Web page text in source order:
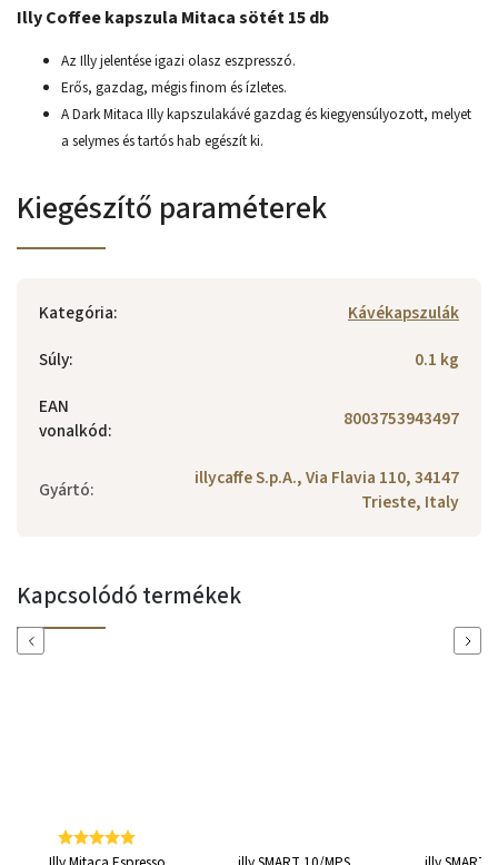
Illy Coffee kapszula Mitaca sötét 15 db
Az Illy jelentése igazi olasz eszpresszó.
Erős, gazdag, mégis finom és ízletes.
A Dark Mitaca Illy kapszulakávé gazdag és kiegyensúlyozott, melyet
a selymes és tartós hab egészít ki.
Kiegészítő paraméterek
Kategória:
Kávékapszulák
Súly:
0.1 kg
EAN
vonalkód: 8003753943497
Gyártó:
illycaffe S.p.A., Via Flavia 110, 34147
Trieste, Italy
Kapcsolódó termékek
Previous Next